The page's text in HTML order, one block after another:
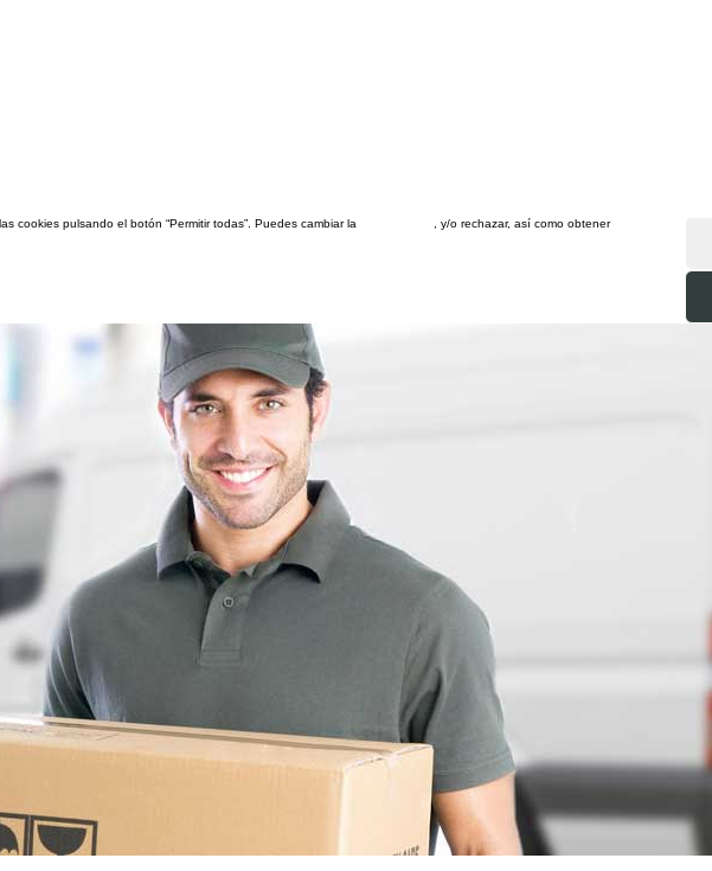
cookies pulsando el botón “Permitir todas”. Puedes cambiar la
, y/o rechazar, así como obtener